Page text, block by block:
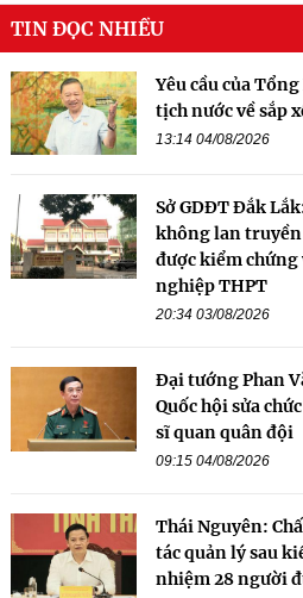
TIN ĐỌC NHIỀU
Yêu cầu của
tịch nước về sắp
13:14 04/08/2026
Sở GDĐT Đắk
không lan
được kiểm
nghiệp THPT
20:34 03/08/2026
Đại tướng Phan
Quốc hội sửa
sĩ quan quân đội
09:15 04/08/2026
Thái Nguyên:
tác quản lý sau
nhiệm 28 người